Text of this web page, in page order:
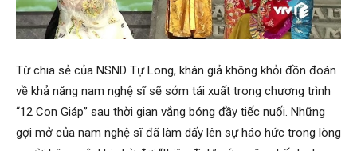
Từ chia sẻ của NSND Tự Long, khán giả không khỏi đồn đoán
về khả năng nam nghệ sĩ sẽ sớm tái xuất trong chương trình
“12 Con Giáp” sau thời gian vắng bóng đầy tiếc nuối. Những
gợi mở của nam nghệ sĩ đã làm dấy lên sự háo hức trong lòng